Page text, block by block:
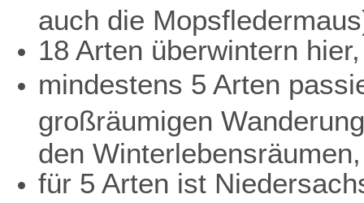
auch die
18 Arten überwintern hier,
mindestens 5 Arten
großräumigen
den Winterlebensräumen,
für 5 Arten ist